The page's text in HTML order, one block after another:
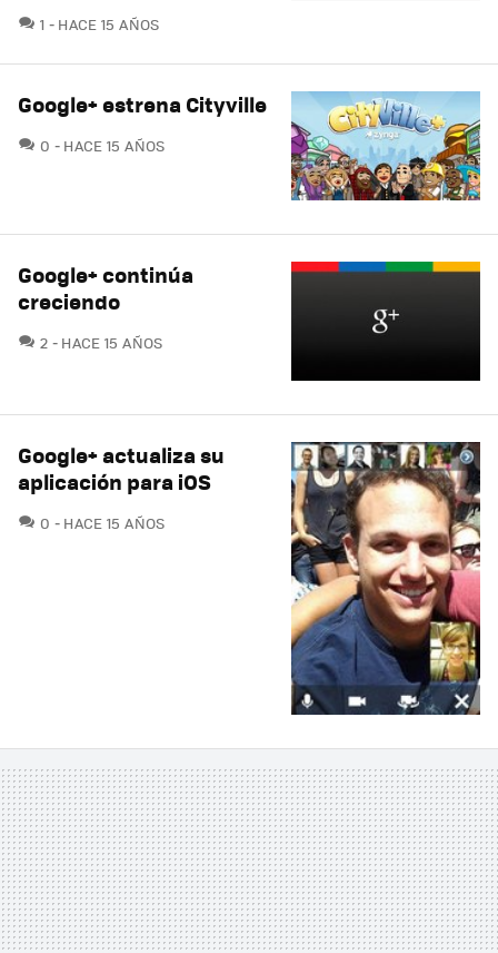
1 COMENTARIOS
HACE 15 AÑOS
Google+ estrena Cityville
0 COMENTARIOS
HACE 15 AÑOS
Google+ continúa
creciendo
2 COMENTARIOS
HACE 15 AÑOS
Google+ actualiza su
aplicación para iOS
0 COMENTARIOS
HACE 15 AÑOS